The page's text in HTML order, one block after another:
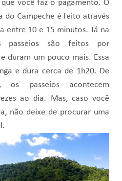
você faz o pagamento. O
do Campeche é feito através
entre 10 e 15 minutos. Já na
passeios são feitos por
duram um pouco mais. Essa
e dura cerca de 1h20. De
os passeios acontecem
ao dia. Mas, caso você
não deixe de procurar uma